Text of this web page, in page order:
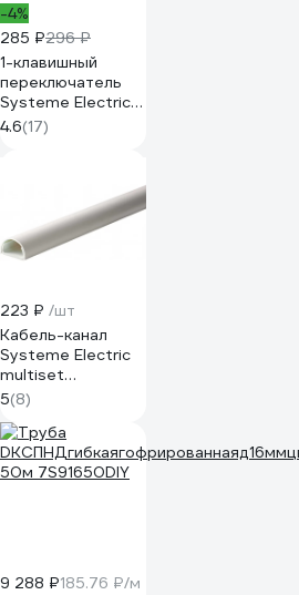
-4%
285 ₽296 ₽
1-клавишный
переключатель
Systeme Electric
ОП Этюд 10А
белый BA10-004B
4.6(17)
223 ₽ /шт
Кабель-канал
Systeme Electric
multiset
20x12x2000 мм,
арочной формы,
пвх, белый
IMT20120WH
5(8)
9 288 ₽185.76 ₽/м